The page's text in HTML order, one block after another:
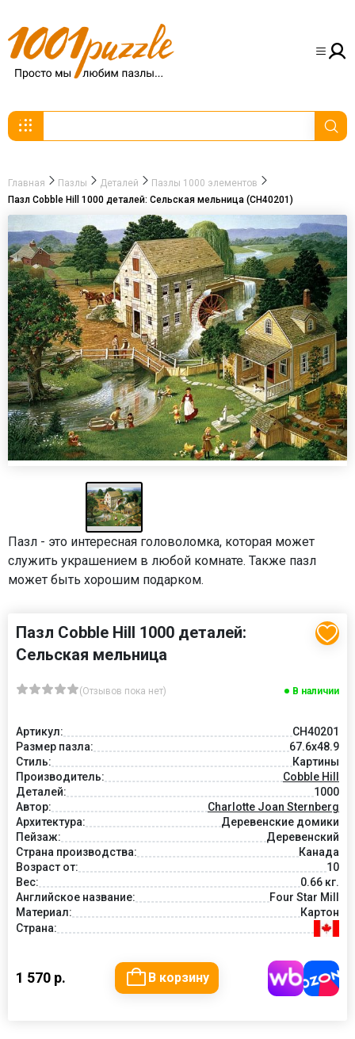
Главная Пазлы Деталей
Пазлы 1000 элементов
Пазл Cobble Hill 1000 деталей: Сельская мельница (CH40201)
Пазл - это интересная головоломка, которая может
служить украшением в любой комнате. Также пазл
может быть хорошим подарком.
Пазл Cobble Hill 1000 деталей:
Сельская мельница
(Отзывов пока нет) В наличии
Артикул:
CH40201
Размер пазла:
67.6x48.9
Стиль:
Картины
Производитель:
Cobble Hill
Деталей:
1000
Автор:
Charlotte Joan Sternberg
Архитектура:
Деревенские домики
Пейзаж:
Деревенский
Страна производства:
Канада
Возраст от:
10
Вес:
0.66 кг.
Английское название:
Four Star Mill
Материал:
Картон
Страна:
1 570 р. В корзину